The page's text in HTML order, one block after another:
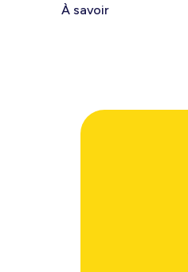
À savoir